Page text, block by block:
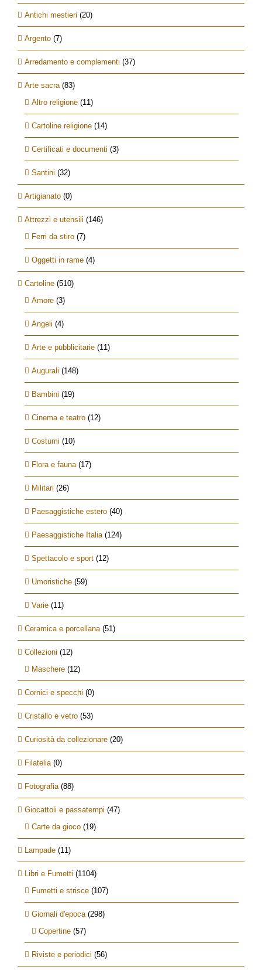
Antichi mestieri (20)
Argento (7)
Arredamento e complementi (37)
Arte sacra (83)
Altro religione (11)
Cartoline religione (14)
Certificati e documenti (3)
Santini (32)
Artigianato (0)
Attrezzi e utensili (146)
Ferri da stiro (7)
Oggetti in rame (4)
Cartoline (510)
Amore (3)
Angeli (4)
Arte e pubblicitarie (11)
Augurali (148)
Bambini (19)
Cinema e teatro (12)
Costumi (10)
Flora e fauna (17)
Militari (26)
Paesaggistiche estero (40)
Paesaggistiche Italia (124)
Spettacolo e sport (12)
Umoristiche (59)
Varie (11)
Ceramica e porcellana (51)
Collezioni (12)
Maschere (12)
Cornici e specchi (0)
Cristallo e vetro (53)
Curiosità da collezionare (20)
Filatelia (0)
Fotografia (88)
Giocattoli e passatempi (47)
Carte da gioco (19)
Lampade (11)
Libri e Fumetti (1104)
Fumetti e strisce (107)
Giornali d'epoca (298)
Copertine (57)
Riviste e periodici (56)